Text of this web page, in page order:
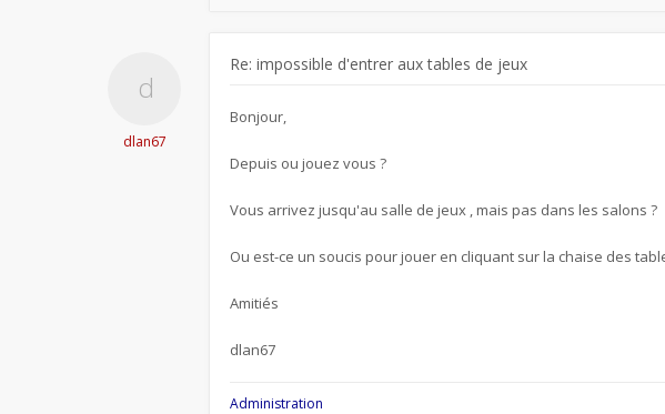
dlan67
Re: impossible d'entrer aux tables de jeux
Bonjour,
Depuis ou jouez vous ?
Vous arrivez jusqu'au salle de jeux , mais pas dans les salons ?
Ou est-ce un soucis pour jouer en cliquant sur la chaise des
Amitiés
dlan67
Administration